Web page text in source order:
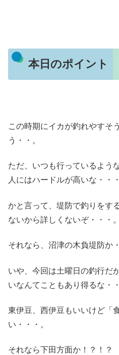
本日のポイント
この時期にイカが釣れやすそ
う・・。
ただ、いつも行っているよう
人にはハードルが高いな・・・
かと言って、堤防で釣りをす
ないから詳しくないぞ・・・。
それなら、沼津の木負堤防か
いや、今回は土曜日の釣行だ
いなんてこともあり得るな・・
東伊豆、西伊豆もいいけど「
い・・・。
それなら下田方面か！？！？